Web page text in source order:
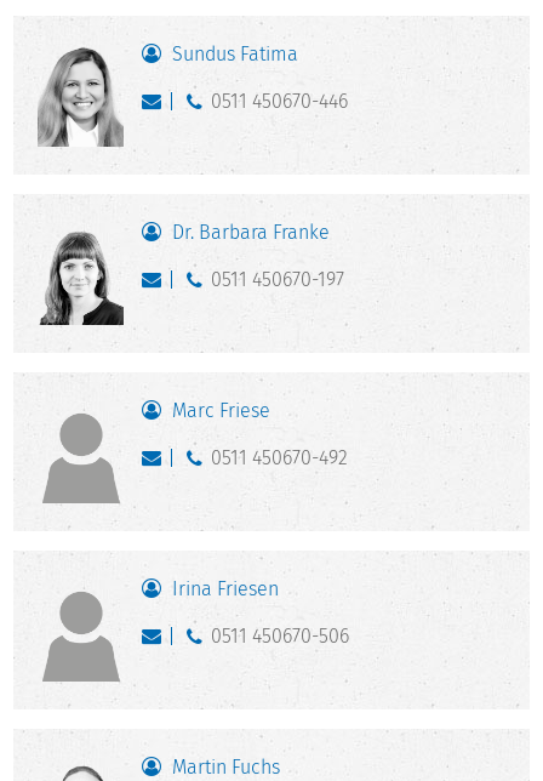
Sundus Fatima
0511 450670-446
Dr. Barbara Franke
0511 450670-197
Marc Friese
0511 450670-492
Irina Friesen
0511 450670-506
Martin Fuchs